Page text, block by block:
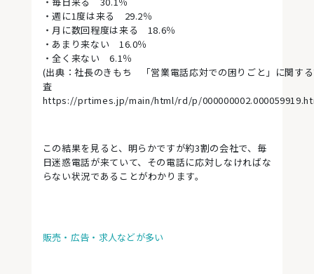
・週に1度は来る 29.2％
・月に数回程度は来る 18.6％
・あまり来ない 16.0％
・全く来ない 6.1％
(出典：社長のきもち 「営業電話応対での困りごと」に関す
査
https://prtimes.jp/main/html/rd/p/
この結果を見ると、明らかですが約3割の会社で、毎
日迷惑電話が来ていて、その電話に応対しなければな
らない状況であることがわかります。
販売・広告・求人などが多い